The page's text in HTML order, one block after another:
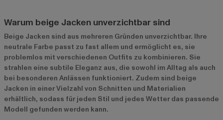
Warum beige Jacken unverzichtbar sind
Beige Jacken sind aus mehreren Gründen unverzichtbar. Ihre
neutrale Farbe passt zu fast allem und ermöglicht es, sie
problemlos mit verschiedenen Outfits zu kombinieren. Sie
strahlen eine subtile Eleganz aus, die sowohl im Alltag als auch
bei besonderen Anlässen funktioniert. Zudem sind beige
Jacken in einer Vielzahl von Schnitten und Materialien
erhältlich, sodass für jeden Stil und jedes Wetter das passende
Modell gefunden werden kann.